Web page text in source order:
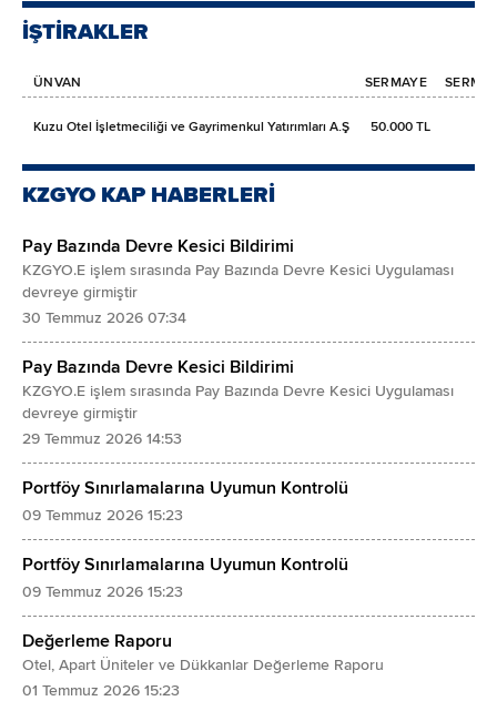
İŞTİRAKLER
ÜNVAN SERMAYE
Kuzu Otel İşletmeciliği ve Gayrimenkul Yatırımları A.Ş 50.000 TL
KZGYO KAP HABERLERİ
Pay Bazında Devre Kesici Bildirimi
KZGYO.E işlem sırasında Pay Bazında Devre Kesici Uygulaması
devreye girmiştir
30 Temmuz 2026 07:34
Pay Bazında Devre Kesici Bildirimi
KZGYO.E işlem sırasında Pay Bazında Devre Kesici Uygulaması
devreye girmiştir
29 Temmuz 2026 14:53
Portföy Sınırlamalarına Uyumun Kontrolü
09 Temmuz 2026 15:23
Portföy Sınırlamalarına Uyumun Kontrolü
09 Temmuz 2026 15:23
Değerleme Raporu
Otel, Apart Üniteler ve Dükkanlar Değerleme Raporu
01 Temmuz 2026 15:23